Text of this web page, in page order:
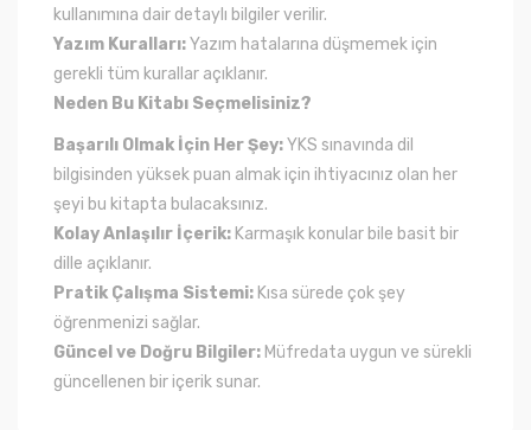
kullanımına dair detaylı bilgiler verilir.
Yazım Kuralları:Yazım hatalarına düşmemek için
gerekli tüm kurallar açıklanır.
Neden Bu Kitabı Seçmelisiniz?
Başarılı Olmak İçin Her Şey:YKS sınavında dil
bilgisinden yüksek puan almak için ihtiyacınız olan her
şeyi bu kitapta bulacaksınız.
Kolay Anlaşılır İçerik: Karmaşık konular bile basit bir
dille açıklanır.
Pratik Çalışma Sistemi: Kısa sürede çok şey
öğrenmenizi sağlar.
Güncel ve Doğru Bilgiler: Müfredata uygun ve sürekli
güncellenen bir içerik sunar.